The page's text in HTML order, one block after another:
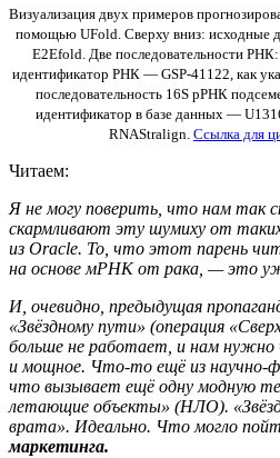
Визуализация двух примеров
помощью UFold. Сверху вниз: исходные
E2Efold. Две последовательности
идентификатор РНК — GSP-41122, как
последовательность 16S рРНК
идентификатор в базе данных —
RNAStralign. Ссылка для
Читаем:
Я не могу поверить, что нам так
скармливают эту шумиху от
из Oracle. То, что этот парень
на основе мРНК от рака, — это
И, очевидно, предыдущая
«Звёздному пути» (операция
больше не работает, и нам
и мощное. Что-то ещё из научно-
что вызывает ещё одну модную
летающие объекты» (НЛО).
врата». Идеально. Что могло
маркетинга.